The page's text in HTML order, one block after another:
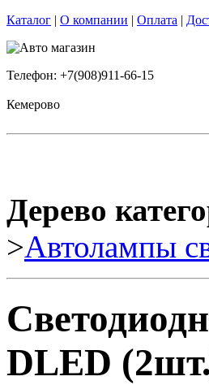
Каталог | О компании | Оплата |
Телефон: +7(908)911-66-15
Кемерово
Дерево
>Автолампы
DLED